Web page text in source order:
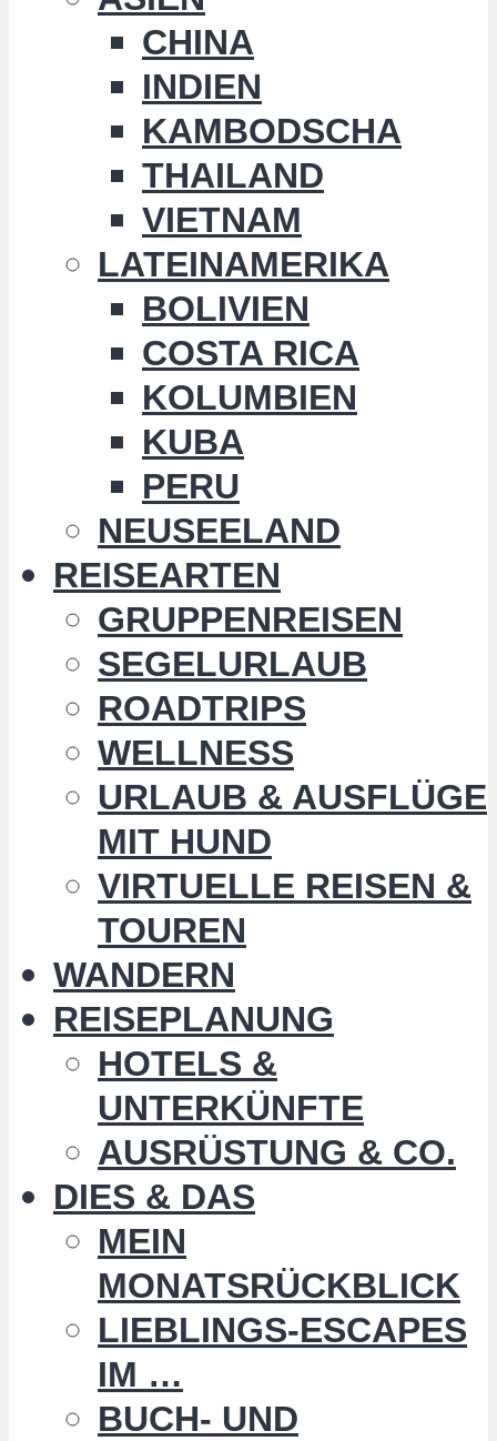
CHINA
INDIEN
KAMBODSCHA
THAILAND
VIETNAM
LATEINAMERIKA
BOLIVIEN
COSTA RICA
KOLUMBIEN
KUBA
PERU
NEUSEELAND
REISEARTEN
GRUPPENREISEN
SEGELURLAUB
ROADTRIPS
WELLNESS
URLAUB & AUSFLÜGE
MIT HUND
VIRTUELLE REISEN &
TOUREN
WANDERN
REISEPLANUNG
HOTELS &
UNTERKÜNFTE
AUSRÜSTUNG & CO.
DIES & DAS
MEIN
MONATSRÜCKBLICK
LIEBLINGS-ESCAPES
IM …
BUCH- UND